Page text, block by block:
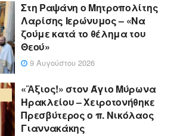
Στη Ραψάνη ο Μητροπολίτης
Λαρίσης Ιερώνυμος – «Να
ζούμε κατά το θέλημα του
Θεού»
9 Αυγούστου 2026
«Ἄξιος!» στον Άγιο Μύρωνα
Ηρακλείου – Χειροτονήθηκε
Πρεσβύτερος ο π. Νικόλαος
Γιαννακάκης